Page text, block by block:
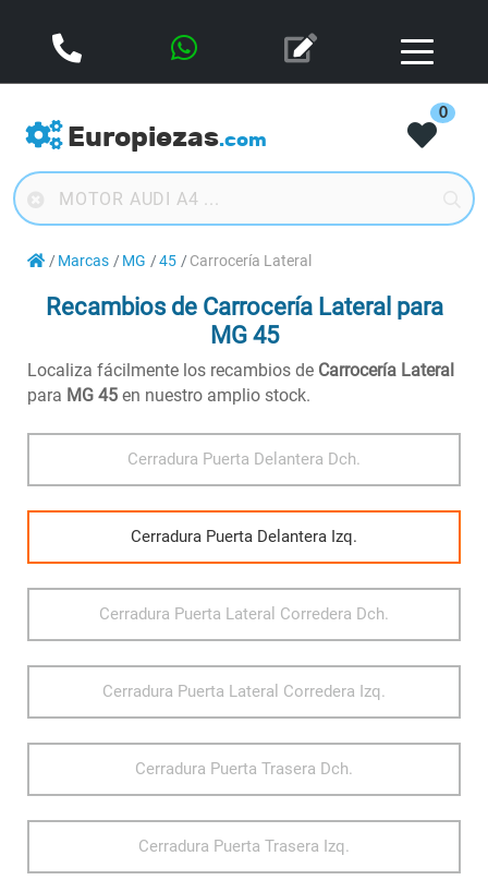
Europiezas.com
0
Marcas MG 45 Carrocería Lateral
Recambios de Carrocería Lateral para
MG 45
Localiza fácilmente los recambios de Carrocería Lateral
para MG 45 en nuestro amplio stock.
Cerradura Puerta Delantera Dch.
Cerradura Puerta Delantera Izq.
Cerradura Puerta Lateral Corredera Dch.
Cerradura Puerta Lateral Corredera Izq.
Cerradura Puerta Trasera Dch.
Cerradura Puerta Trasera Izq.